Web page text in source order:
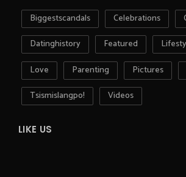
Biggestscandals Celebrations
Datinghistory
Featured
Love
Parenting Pictures
Tsismislangpo!
Videos
LIKE US